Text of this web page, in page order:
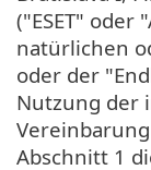
("ESET"
natürlichen
oder der
Nutzung der
Abschnitt 1